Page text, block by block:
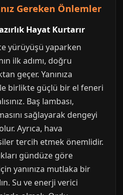
Gereken Önlemler
Hayat Kurtarır
yürüyüşü yaparken
ilk adımı, doğru
geçer. Yanınıza
birlikte güçlü bir el feneri
Baş lambası,
sağlayarak dengeyi
Ayrıca, hava
tercih etmek önemlidir.
gündüze göre
yanınıza mutlaka bir
Su ve enerji verici